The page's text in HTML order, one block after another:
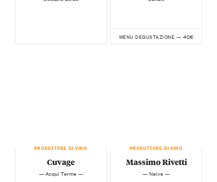
MENU DEGUSTAZIONE — 40€
PRODUTTORE DI VINO
Cuvage
— Acqui Terme —
PRODUTTORE DI VINO
Massimo Rivetti
— Neive —